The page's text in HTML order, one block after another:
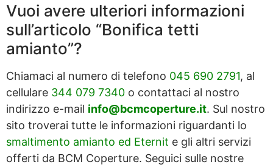
Vuoi avere ulteriori informazioni
sull’articolo “Bonifica tetti
amianto”?
Chiamaci al numero di telefono 045 690 2791, al
cellulare 344 079 7340 o contattaci al nostro
indirizzo e-mail info@bcmcoperture.it. Sul nostro
sito troverai tutte le informazioni riguardanti lo
smaltimento amianto ed Eternit e gli altri servizi
offerti da BCM Coperture. Seguici sulle nostre